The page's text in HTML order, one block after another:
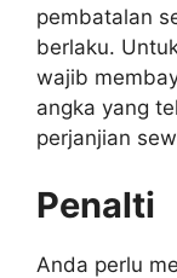
pembatalan
berlaku.
wajib
angka yang
perjanjian
Penalti
Anda perlu